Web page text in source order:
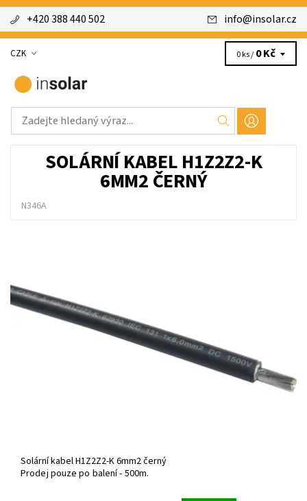
+420 388 440 502 info@insolar.cz
CZK 0 ks / 0 Kč
SOLÁRNÍ KABEL H1Z2Z2-K
6MM2 ČERNÝ
N346A
Solární kabel H1Z2Z2-K 6mm2 černý
Prodej pouze po balení - 500m.